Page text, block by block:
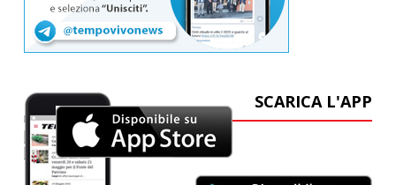
SCARICA L'APP